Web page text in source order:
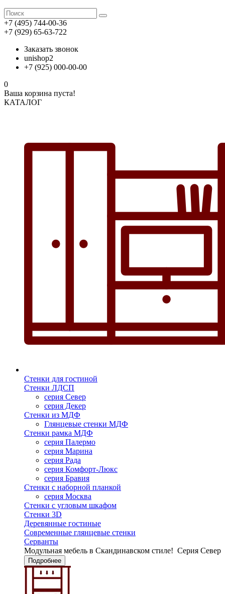
+7 (495) 744-00-36
+7 (929) 65-63-722
Заказать звонок
unishop2
+7 (925) 000-00-00
0
Ваша корзина пуста!
КАТАЛОГ
Стенки для гостиной
Стенки ЛДСП
серия Север
серия Декер
Стенки из МДФ
Глянцевые стенки МДФ
Стенки рамка МДФ
серия Палермо
серия Марина
серия Рада
серия Комфорт-Люкс
серия Бравия
Стенки с наборной планкой
серия Москва
Стенки с угловым шкафом
Стенки 3D
Деревянные гостиные
Современные глянцевые стенки
Серванты
Модульная мебель в Скандинавском стиле! Серия Север
Подробнее